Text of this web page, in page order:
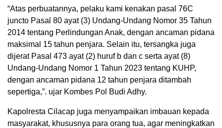
“Atas perbuatannya, pelaku kami kenakan pasal 76C
juncto Pasal 80 ayat (3) Undang-Undang Nomor 35 Tahun
2014 tentang Perlindungan Anak, dengan ancaman pidana
maksimal 15 tahun penjara. Selain itu, tersangka juga
dijerat Pasal 473 ayat (2) huruf b dan c serta ayat (8)
Undang-Undang Nomor 1 Tahun 2023 tentang KUHP,
dengan ancaman pidana 12 tahun penjara ditambah
sepertiga,”. ujar Kombes Pol Budi Adhy.
Kapolresta Cilacap juga menyampaikan imbauan kepada
masyarakat, khususnya para orang tua, agar meningkatkan